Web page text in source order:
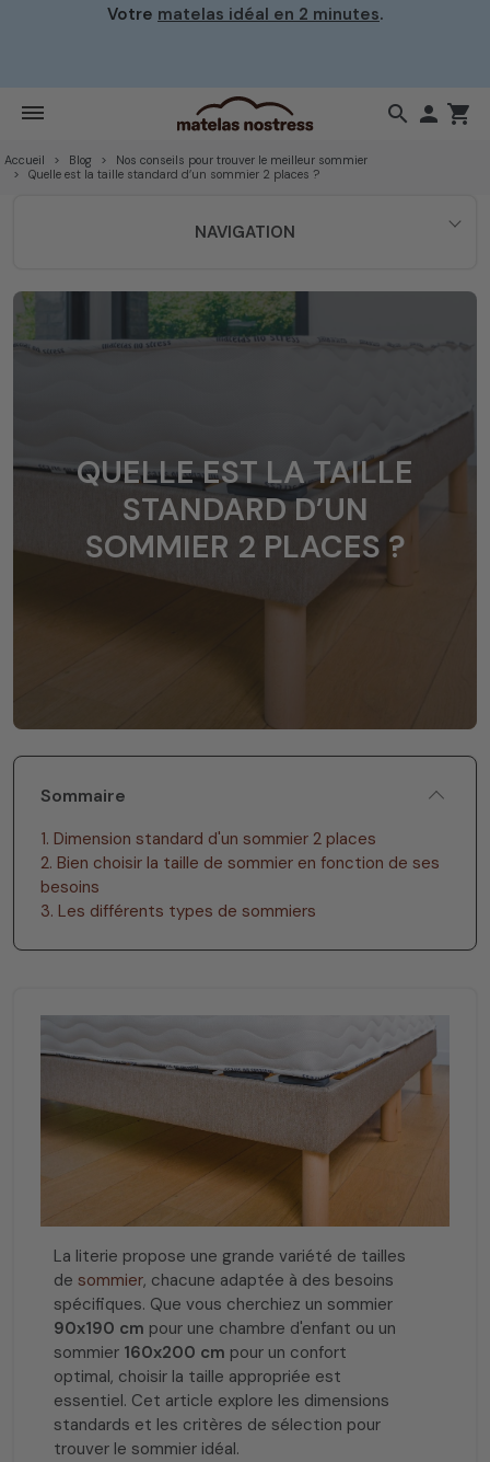
matelas idéal en 2 minutes.
search  shopping_cart
Accueil Blog
Nos conseils pour trouver le meilleur sommier
Quelle est la taille standard d’un sommier 2 places ?
NAVIGATION
QUELLE EST LA TAILLE
STANDARD D’UN
SOMMIER 2 PLACES ?
Sommaire
1. Dimension standard d'un sommier 2 places
2. Bien choisir la taille de sommier en fonction de ses
besoins
3. Les différents types de sommiers
La literie propose une grande variété de tailles
de sommier, chacune adaptée à des besoins
spécifiques. Que vous cherchiez un sommier
90x190 cm pour une chambre d'enfant ou un
sommier 160x200 cm pour un confort
optimal, choisir la taille appropriée est
essentiel. Cet article explore les dimensions
standards et les critères de sélection pour
trouver le sommier idéal.